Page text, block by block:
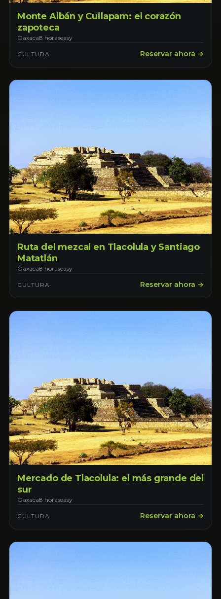
Monte Albán y Cuilapam: el corazón
zapoteca
Oaxaca8 horaseasy
CULTURA Reservar ahora →
Ruta del mezcal en Tlacolula y Santiago
Matatlán
Oaxaca8 horaseasy
CULTURA Reservar ahora →
Mercado de Tlacolula: el más grande del
sur
Oaxaca8 horaseasy
CULTURA Reservar ahora →